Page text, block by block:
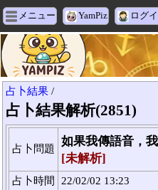
メニュー YamPiz ログ
占卜結果 /
占卜結果解析(2851)
占卜問題
如果我傳語音，
[未解析]
占卜時間 22/02/02 13:23